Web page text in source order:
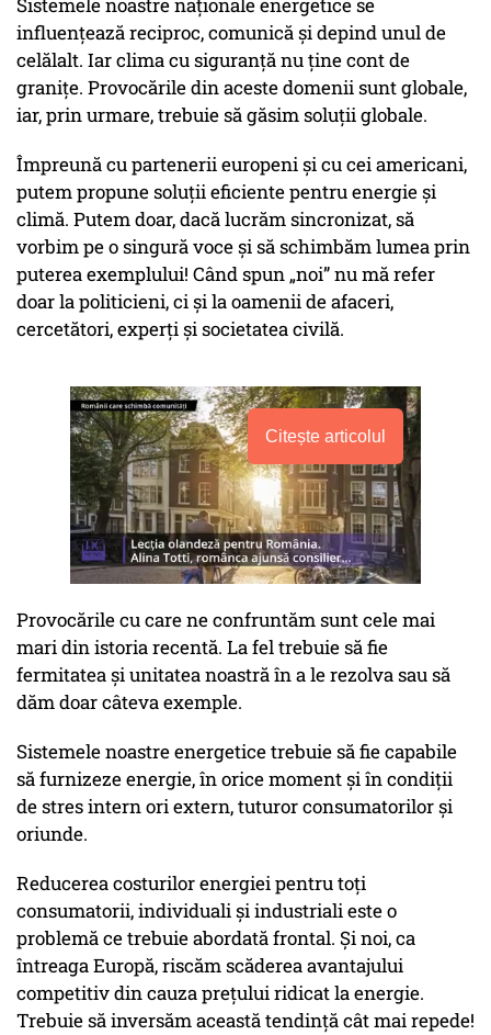
Sistemele noastre naționale energetice se
influențează reciproc, comunică și depind unul de
celălalt. Iar clima cu siguranță nu ține cont de
granițe. Provocările din aceste domenii sunt globale,
iar, prin urmare, trebuie să găsim soluții globale.
Împreună cu partenerii europeni și cu cei americani,
putem propune soluții eficiente pentru energie și
climă. Putem doar, dacă lucrăm sincronizat, să
vorbim pe o singură voce și să schimbăm lumea prin
puterea exemplului! Când spun „noi” nu mă refer
doar la politicieni, ci și la oamenii de afaceri,
cercetători, experți și societatea civilă.
Citește articolul
Provocările cu care ne confruntăm sunt cele mai
mari din istoria recentă. La fel trebuie să fie
fermitatea și unitatea noastră în a le rezolva sau să
dăm doar câteva exemple.
Sistemele noastre energetice trebuie să fie capabile
să furnizeze energie, în orice moment și în condiții
de stres intern ori extern, tuturor consumatorilor și
oriunde.
Reducerea costurilor energiei pentru toți
consumatorii, individuali și industriali este o
problemă ce trebuie abordată frontal. Și noi, ca
întreaga Europă, riscăm scăderea avantajului
competitiv din cauza prețului ridicat la energie.
Trebuie să inversăm această tendință cât mai repede!